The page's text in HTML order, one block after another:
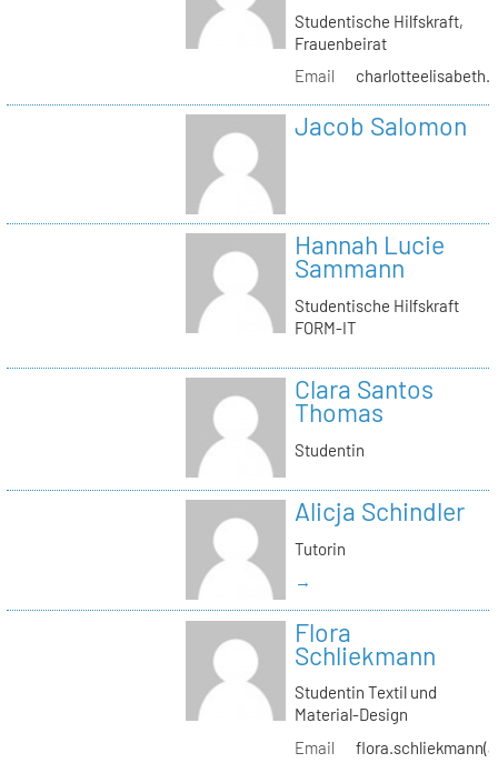
Studentische Hilfskraft,
Frauenbeirat
Email
Jacob Salomon
Hannah Lucie
Sammann
Studentische Hilfskraft
FORM-IT
Clara Santos
Thomas
Studentin
Alicja Schindler
Tutorin
→
Flora
Schliekmann
Studentin Textil und
Material-Design
Email